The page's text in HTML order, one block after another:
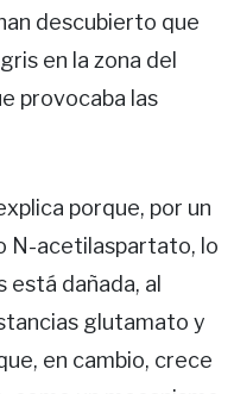
descubierto que
en la zona del
provocaba las
porque, por un
N-acetilaspartato, lo
dañada, al
glutamato y
en cambio, crece